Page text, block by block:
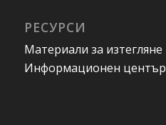
РЕСУРСИ
Материали за изтегляне
Информационен център